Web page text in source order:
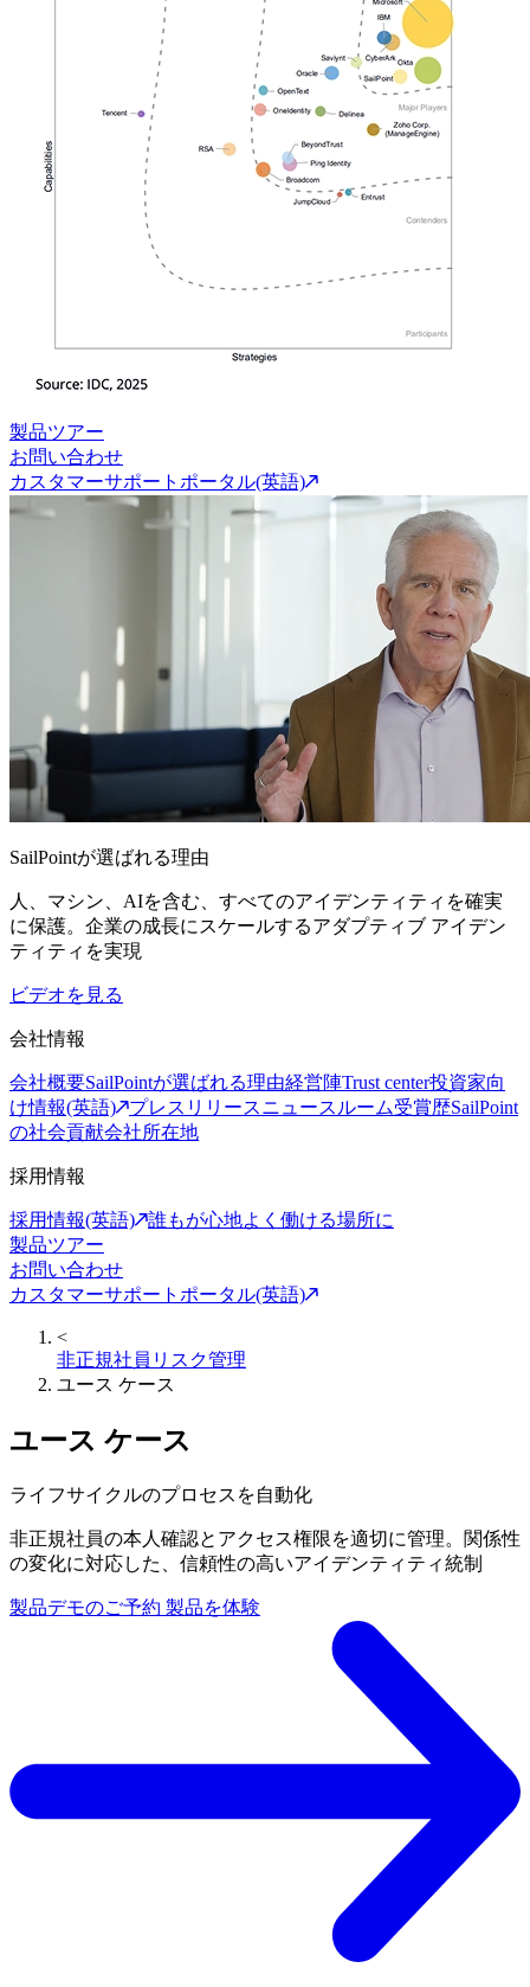
製品ツアー
お問い合わせ
カスタマーサポートポータル(英語)
SailPointが選ばれる理由
人、マシン、AIを含む、すべてのアイデンティティを確実
に保護。企業の成長にスケールするアダプティブ アイデン
ティティを実現
ビデオを見る
会社情報
会社概要SailPointが選ばれる理由経営陣Trust center投資家向
け情報(英語)
プレスリリースニュースルーム受賞歴SailPoint
の社会貢献会社所在地
採用情報
採用情報(英語)
誰もが心地よく働ける場所に
製品ツアー
お問い合わせ
カスタマーサポートポータル(英語)
<
非正規社員リスク管理
ユース ケース
ユース ケース
ライフサイクルのプロセスを自動化
非正規社員の本人確認とアクセス権限を適切に管理。関係性
の変化に対応した、信頼性の高いアイデンティティ統制
製品デモのご予約 製品を体験